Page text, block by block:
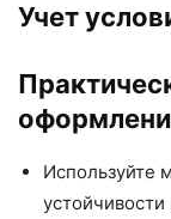
Учет
Используйте